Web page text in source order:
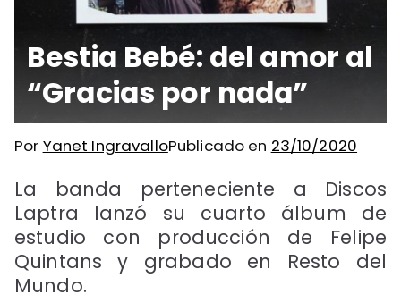
Bestia Bebé: del amor al
“Gracias por nada”
Por Yanet IngravalloPublicado en 23/10/2020
La banda perteneciente a Discos
Laptra lanzó su cuarto álbum de
estudio con producción de Felipe
Quintans y grabado en Resto del
Mundo.